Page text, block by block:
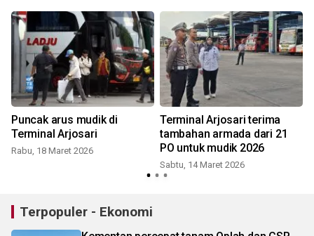
Puncak arus mudik di
Terminal Arjosari
Rabu, 18 Maret 2026
Terminal Arjosari terima
tambahan armada dari 21
PO untuk mudik 2026
Sabtu, 14 Maret 2026
Terpopuler - Ekonomi